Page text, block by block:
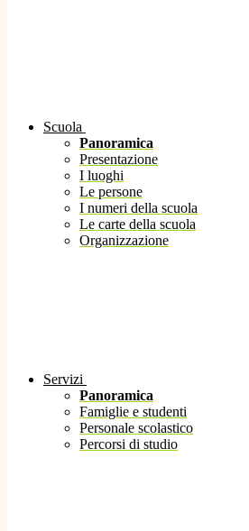
Scuola
Panoramica
Presentazione
I luoghi
Le persone
I numeri della scuola
Le carte della scuola
Organizzazione
Servizi
Panoramica
Famiglie e studenti
Personale scolastico
Percorsi di studio